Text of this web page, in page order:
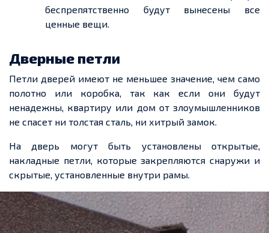
беспрепятственно будут вынесены все
ценные вещи.
Дверные петли
Петли дверей имеют не меньшее значение, чем само
полотно или коробка, так как если они будут
ненадежны, квартиру или дом от злоумышленников
не спасет ни толстая сталь, ни хитрый замок.
На дверь могут быть установлены открытые,
накладные петли, которые закрепляются снаружи и
скрытые, установленные внутри рамы.